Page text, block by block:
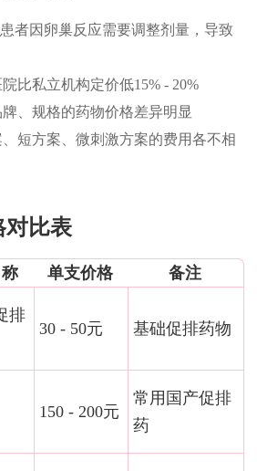
者因卵巢反应需要调整剂量，导致
比私立机构定价低15% - 20%
、规格的药物价格差异明显
短方案、微刺激方案的费用各不相
对比表
单支价格 备注
排
30 - 50元 基础促排药物
150 - 200元
常用国产促排
药